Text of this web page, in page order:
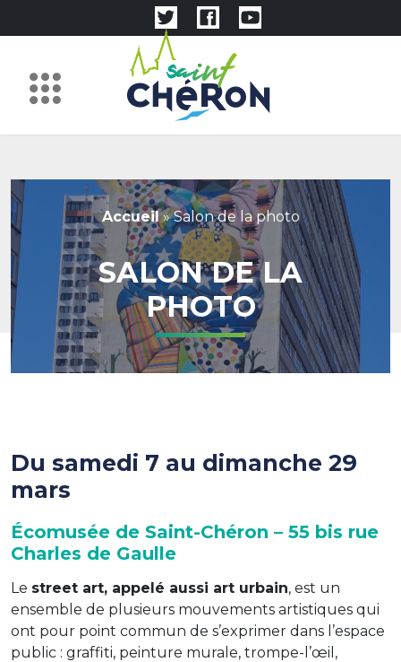
Accueil»Salon de la photo
SALON DE LA
PHOTO
Du samedi 7 au dimanche 29
mars
Écomusée de Saint-Chéron – 55 bis rue
Charles de Gaulle
Le street art, appelé aussi art urbain, est un
ensemble de plusieurs mouvements artistiques qui
ont pour point commun de s’exprimer dans l’espace
public : graffiti, peinture murale, trompe-l’œil,